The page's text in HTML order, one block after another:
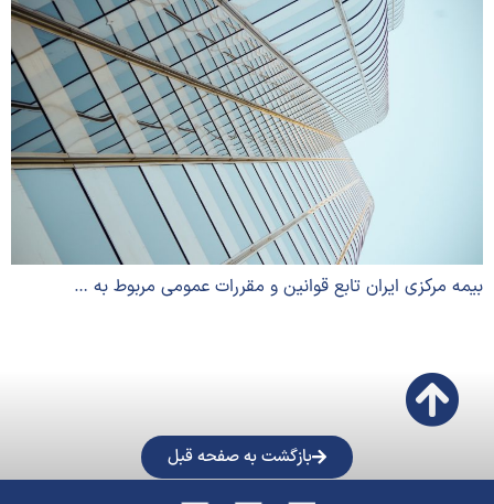
بیمه مرکزی ایران تابع قوانین و مقررات عمومی مربوط به …
بازگشت به صفحه قبل